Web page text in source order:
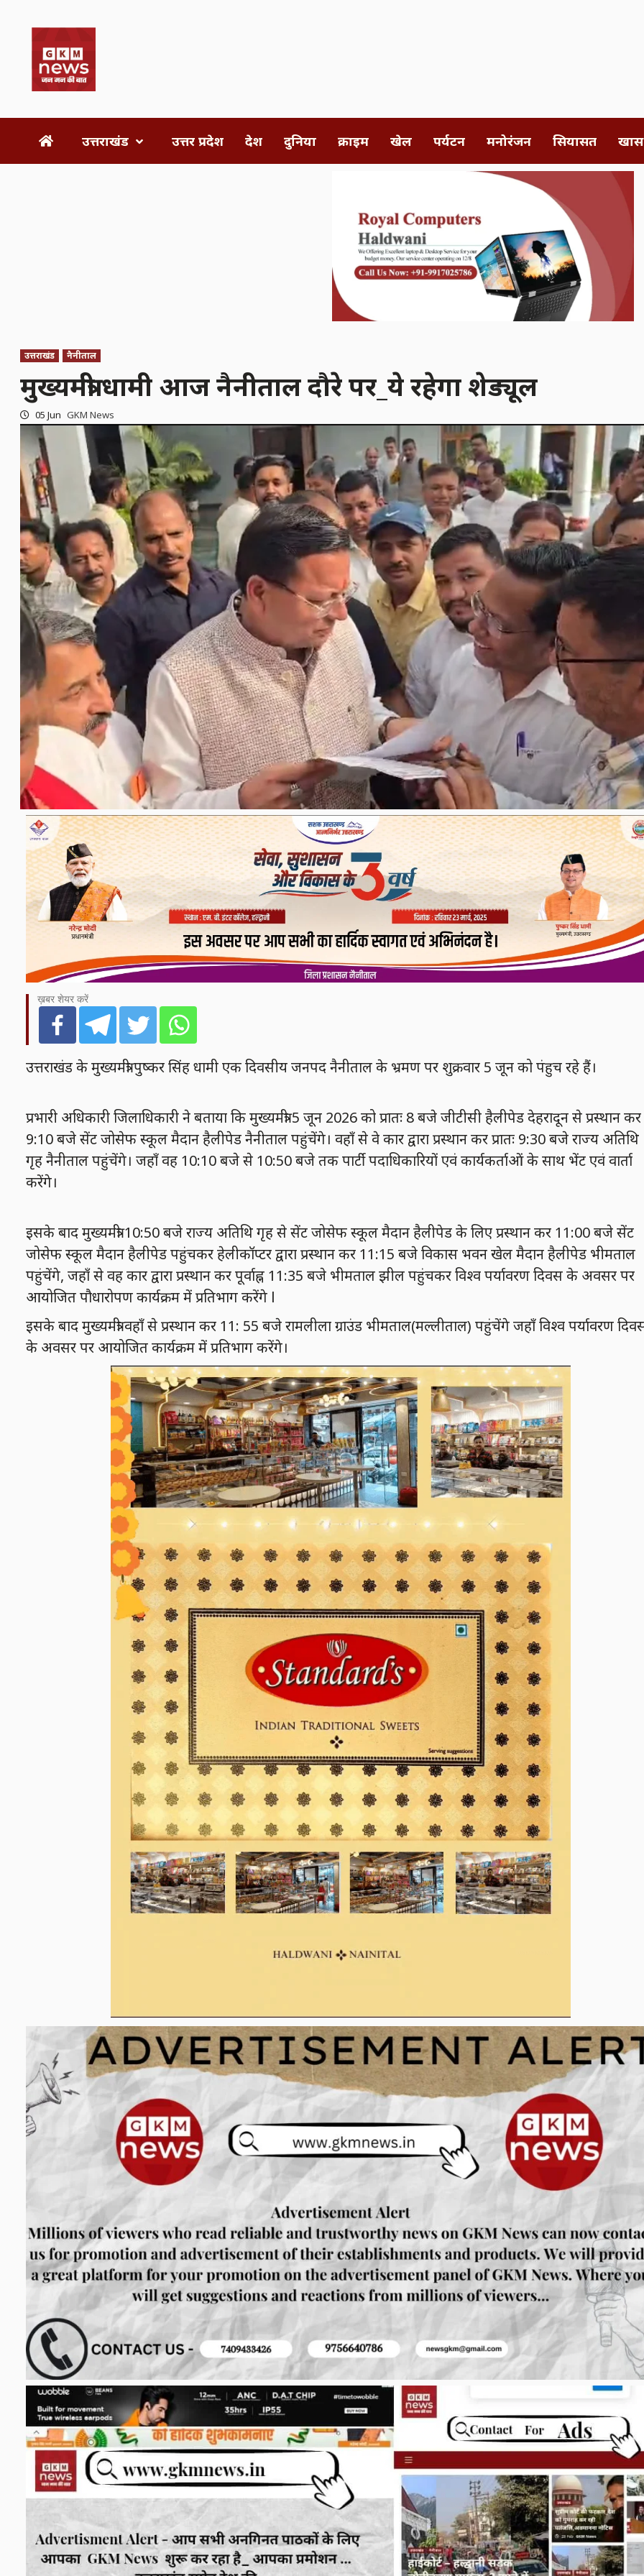
उत्तराखंड उत्तर प्रदेश देश दुनिया क्राइम खेल पर्यटन मनोरंजन सियासत
उत्तराखंड नैनीताल
मुख्यमंत्री धामी आज नैनीताल दौरे पर_ये रहेगा शेड्यूल
05 Jun GKM News
ख़बर शेयर करें
उत्तराखंड के मुख्यमंत्री पुष्कर सिंह धामी एक दिवसीय जनपद नैनीताल के भ्रमण पर शुक्रवार 5 जून को पंहुच रहे हैं।
प्रभारी अधिकारी जिलाधिकारी ने बताया कि मुख्यमंत्री 5 जून 2026 को प्रातः 8 बजे जीटीसी हैलीपेड देहरादून से प्रस्थान कर
9:10 बजे सेंट जोसेफ स्कूल मैदान हैलीपेड नैनीताल पहुंचेंगे। वहॉं से वे कार द्वारा प्रस्थान कर प्रातः 9:30 बजे राज्य अतिथि
गृह नैनीताल पहुंचेंगे। जहॉं वह 10:10 बजे से 10:50 बजे तक पार्टी पदाधिकारियों एवं कार्यकर्ताओं के साथ भेंट एवं वार्ता
करेंगे।
इसके बाद मुख्यमंत्री 10:50 बजे राज्य अतिथि गृह से सेंट जोसेफ स्कूल मैदान हैलीपेड के लिए प्रस्थान कर 11:00 बजे सेंट
जोसेफ स्कूल मैदान हैलीपेड पहुंचकर हेलीकॉप्टर द्वारा प्रस्थान कर 11:15 बजे विकास भवन खेल मैदान हैलीपेड भीमताल
पहुंचेंगे, जहाँ से वह कार द्वारा प्रस्थान कर पूर्वाह्न 11:35 बजे भीमताल झील पहुंचकर विश्व पर्यावरण दिवस के अवसर पर
आयोजित पौधारोपण कार्यक्रम में प्रतिभाग करेंगे l
इसके बाद मुख्यमंत्री वहॉं से प्रस्थान कर 11: 55 बजे रामलीला ग्राउंड भीमताल(मल्लीताल) पहुंचेंगे जहॉं विश्व पर्यावरण
के अवसर पर आयोजित कार्यक्रम में प्रतिभाग करेंगे।